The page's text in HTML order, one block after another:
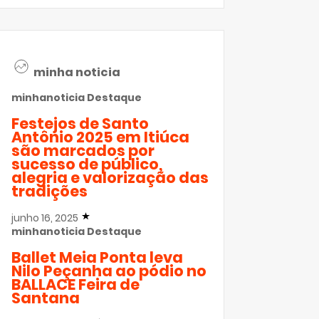
minha noticia
minhanoticia Destaque
Festejos de Santo
Antônio 2025 em Itiúca
são marcados por
sucesso de público,
alegria e valorização das
tradições
junho 16, 2025
minhanoticia Destaque
Ballet Meia Ponta leva
Nilo Peçanha ao pódio no
BALLACE Feira de
Santana